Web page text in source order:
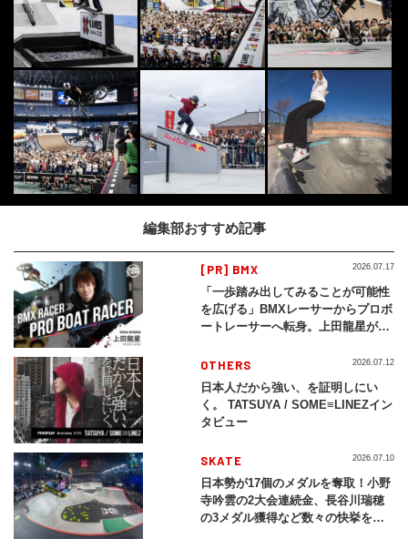
編集部おすすめ記事
[PR] BMX
「一歩踏み出してみることが可能性
を広げる」BMXレーサーからプロボ
ートレーサーへ転身。上田龍星が体
2026.07.17
OTHERS
日本人だから強い、を証明しにい
く。 TATSUYA / SOME≡LINEZイン
タビュー
2026.07.12
SKATE
日本勢が17個のメダルを奪取！小野
寺吟雲の2大会連続金、長谷川瑞穂
の3メダル獲得など数々の快挙をプ
2026.07.10